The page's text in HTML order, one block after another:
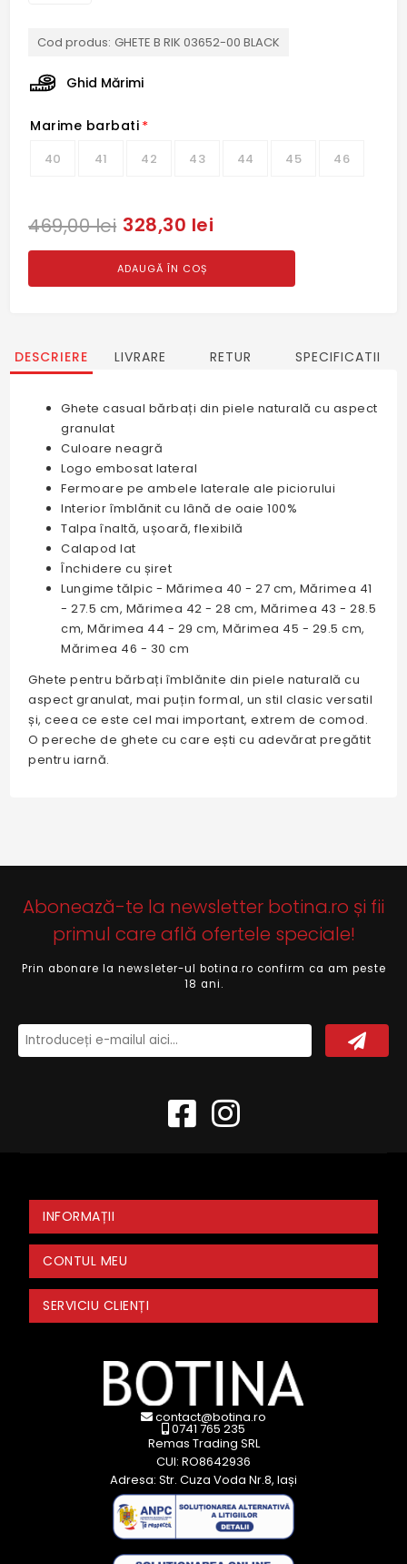
Cod produs: GHETE B RIK 03652-00 BLACK
Ghid Mărimi
Marime barbati *
40 41 42 43 44 45 46
469,00 lei 328,30 lei
ADAUGĂ ÎN COȘ
DESCRIERE LIVRARE RETUR SPECIFICATII
Ghete casual bărbați din piele naturală cu aspect
granulat
Culoare neagră
Logo embosat lateral
Fermoare pe ambele laterale ale piciorului
Interior îmblănit cu lână de oaie 100%
Talpa înaltă, ușoară, flexibilă
Calapod lat
Închidere cu șiret
Lungime tălpic - Mărimea 40 - 27 cm, Mărimea 41
- 27.5 cm, Mărimea 42 - 28 cm, Mărimea 43 - 28.5
cm, Mărimea 44 - 29 cm, Mărimea 45 - 29.5 cm,
Mărimea 46 - 30 cm
Ghete pentru bărbați îmblănite din piele naturală cu
aspect granulat, mai puțin formal, un stil clasic versatil
și, ceea ce este cel mai important, extrem de comod.
O pereche de ghete cu care ești cu adevărat pregătit
pentru iarnă.
Abonează-te la newsletter botina.ro și fii
primul care află ofertele speciale!
Prin abonare la newsleter-ul botina.ro confirm ca am peste
18 ani.
INFORMAȚII
CONTUL MEU
SERVICIU CLIENȚI
contact@botina.ro
0741 765 235
Remas Trading SRL
CUI: RO8642936
Adresa: Str. Cuza Voda Nr.8, Iași